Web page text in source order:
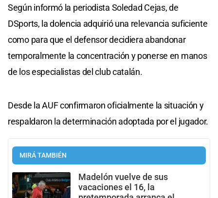
Según informó la periodista Soledad Cejas, de
DSports, la dolencia adquirió una relevancia suficiente
como para que el defensor decidiera abandonar
temporalmente la concentración y ponerse en manos
de los especialistas del club catalán.
Desde la AUF confirmaron oficialmente la situación y
respaldaron la determinación adoptada por el jugador.
MIRÁ TAMBIÉN
Madelón vuelve de sus
vacaciones el 16, la